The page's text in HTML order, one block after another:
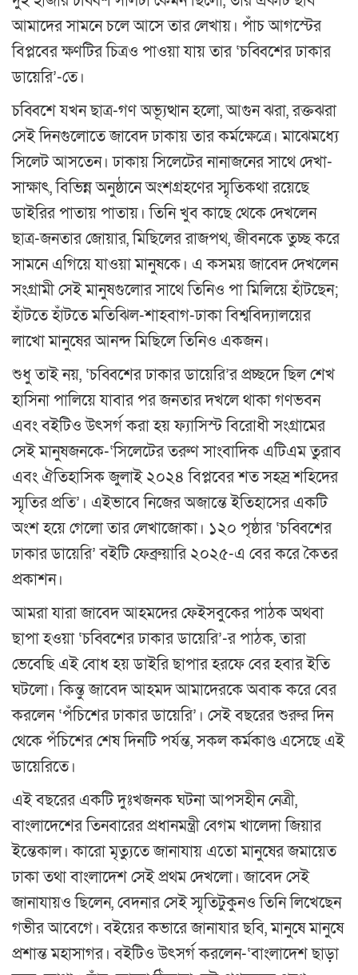
আমাদের সামনে চলে আসে তার লেখায়। পাঁচ আগস্টের
বিপ্লবের ক্ষণটির চিত্রও পাওয়া যায় তার ‘চব্বিশের ঢাকার
ডায়েরি’-তে।
চব্বিশে যখন ছাত্র-গণ অভ্যূত্থান হলো, আগুন ঝরা, রক্তঝরা
সেই দিনগুলোতে জাবেদ ঢাকায় তার কর্মক্ষেত্রে। মাঝেমধ্যে
সিলেট আসতেন। ঢাকায় সিলেটের নানাজনের সাথে দেখা-
সাক্ষাৎ, বিভিন্ন অনুষ্ঠানে অংশগ্রহণের স্মৃতিকথা রয়েছে
ডাইরির পাতায় পাতায়। তিনি খুব কাছে থেকে দেখলেন
ছাত্র-জনতার জোয়ার, মিছিলের রাজপথ, জীবনকে তুচ্ছ করে
সামনে এগিয়ে যাওয়া মানুষকে। এ কসময় জাবেদ দেখলেন
সংগ্রামী সেই মানুষগুলোর সাথে তিনিও পা মিলিয়ে হাঁটছেন;
হাঁটতে হাঁটতে মতিঝিল-শাহবাগ-ঢাকা বিশ্ববিদ্যালয়ের
লাখো মানুষের আনন্দ মিছিলে তিনিও একজন।
শুধু তাই নয়, ‘চব্বিশের ঢাকার ডায়েরি’র প্রচ্ছদে ছিল শেখ
হাসিনা পালিয়ে যাবার পর জনতার দখলে থাকা গণভবন
এবং বইটিও উৎসর্গ করা হয় ফ্যাসিস্ট বিরোধী সংগ্রামের
সেই মানুষজনকে-‘সিলেটের তরুণ সাংবাদিক এটিএম তুরাব
এবং ঐতিহাসিক জুলাই ২০২৪ বিপ্লবের শত সহস্র শহিদের
স্মৃতির প্রতি’। এইভাবে নিজের অজান্তে ইতিহাসের একটি
অংশ হয়ে গেলো তার লেখাজোকা। ১২০ পৃষ্ঠার ‘চব্বিশের
ঢাকার ডায়েরি’ বইটি ফেব্রুয়ারি ২০২৫-এ বের করে কৈতর
প্রকাশন।
আমরা যারা জাবেদ আহমদের ফেইসবুকের পাঠক অথবা
ছাপা হওয়া ‘চব্বিশের ঢাকার ডায়েরি’-র পাঠক, তারা
ভেবেছি এই বোধ হয় ডাইরি ছাপার হরফে বের হবার ইতি
ঘটলো। কিন্তু জাবেদ আহমদ আমাদেরকে অবাক করে বের
করলেন ‘পঁচিশের ঢাকার ডায়েরি’। সেই বছরের শুরুর দিন
থেকে পঁচিশের শেষ দিনটি পর্যন্ত, সকল কর্মকাণ্ড এসেছে এই
ডায়েরিতে।
এই বছরের একটি দুঃখজনক ঘটনা আপসহীন নেত্রী,
বাংলাদেশের তিনবারের প্রধানমন্ত্রী বেগম খালেদা জিয়ার
ইন্তেকাল। কারো মৃত্যুতে জানাযায় এতো মানুষের জমায়েত
ঢাকা তথা বাংলাদেশ সেই প্রথম দেখলো। জাবেদ সেই
জানাযায়ও ছিলেন, বেদনার সেই স্মৃতিটুকুনও তিনি লিখেছেন
গভীর আবেগে। বইয়ের কভারে জানাযার ছবি, মানুষে মানুষে
প্রশান্ত মহাসাগর। বইটিও উৎসর্গ করলেন-‘বাংলাদেশ ছাড়া